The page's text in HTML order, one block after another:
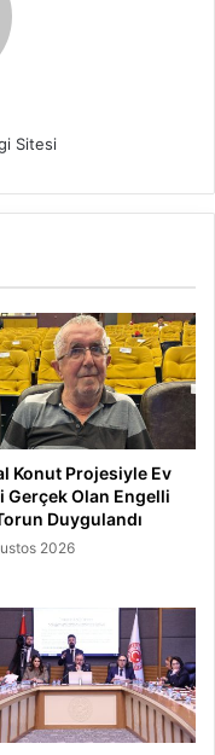
Sitesi
Konut Projesiyle Ev
Gerçek Olan Engelli
Duygulandı
2026